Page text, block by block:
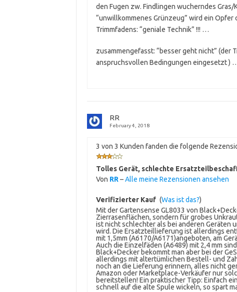
den Fugen zw. Findlingen wucherndes
“unwillkommenes Grünzeug” wird ein
Trimmfadens: “geniale Technik” !!! …
zusammengefasst: “besser geht nicht” (der
anspruchsvollen Bedingungen eingesetzt )
RR
February 4, 2018
3 von 3 Kunden fanden die folgende
Tolles Gerät, schlechte
Von RR –Alle meine Rezensionen ansehen
Verifizierter Kauf (Was ist das?)
Mit der Gartensense GL8033 von
Zierrasenflächen, sondern für grobes
ist nicht schlechter als bei anderen Geräten
wird. Die Ersatzteillieferung ist allerdings
mit 1,5mm (A6170/A6171)angeboten, am
Auch die Einzelfäden (A6489) mit 2,4 mm
Black+Decker bekommt man aber bei der
allerdings mit altertümlichen Bestell- und
noch an die Lieferung erinnern, alles nicht
Amazon oder Marketplace-Verkäufer nur
bereitstellen! Ein praktischer Tipp: Einfach
schnell auf die alte Spule wickeln, so spart